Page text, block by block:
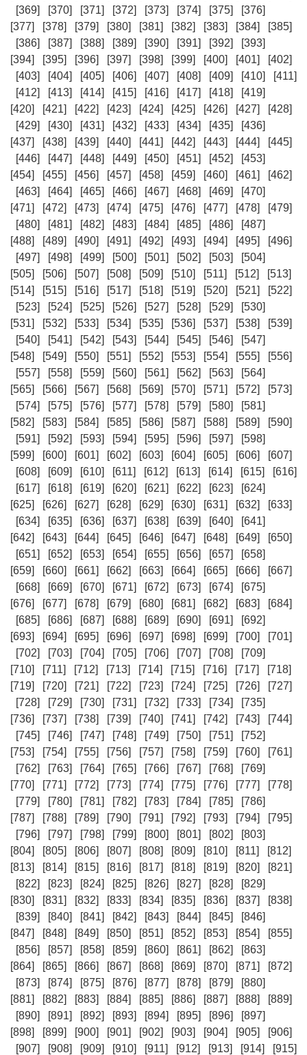
[369]
[370] [371] [372] [373] [374] [375]
[376]
[377]
[378] [379] [380] [381] [382] [383] [384]
[385]
[386]
[387] [388] [389] [390] [391] [392]
[393]
[394]
[395] [396] [397] [398] [399] [400] [401]
[402]
[403]
[404] [405] [406] [407] [408] [409] [410]
[411]
[412]
[413] [414] [415] [416] [417] [418]
[419]
[420]
[421] [422] [423] [424] [425] [426] [427]
[428]
[429]
[430] [431] [432] [433] [434] [435]
[436]
[437]
[438] [439] [440] [441] [442] [443] [444]
[445]
[446]
[447] [448] [449] [450] [451] [452]
[453]
[454]
[455] [456] [457] [458] [459] [460] [461]
[462]
[463]
[464] [465] [466] [467] [468] [469]
[470]
[471]
[472] [473] [474] [475] [476] [477] [478]
[479]
[480]
[481] [482] [483] [484] [485] [486]
[487]
[488]
[489] [490] [491] [492] [493] [494] [495]
[496]
[497]
[498] [499] [500] [501] [502] [503]
[504]
[505]
[506] [507] [508] [509] [510] [511] [512]
[513]
[514]
[515] [516] [517] [518] [519] [520] [521]
[522]
[523]
[524] [525] [526] [527] [528] [529]
[530]
[531]
[532] [533] [534] [535] [536] [537] [538]
[539]
[540]
[541] [542] [543] [544] [545] [546]
[547]
[548]
[549] [550] [551] [552] [553] [554] [555]
[556]
[557]
[558] [559] [560] [561] [562] [563]
[564]
[565]
[566] [567] [568] [569] [570] [571] [572]
[573]
[574]
[575] [576] [577] [578] [579] [580]
[581]
[582]
[583] [584] [585] [586] [587] [588] [589]
[590]
[591]
[592] [593] [594] [595] [596] [597]
[598]
[599]
[600] [601] [602] [603] [604] [605] [606]
[607]
[608]
[609] [610] [611] [612] [613] [614] [615]
[616]
[617]
[618] [619] [620] [621] [622] [623]
[624]
[625]
[626] [627] [628] [629] [630] [631] [632]
[633]
[634]
[635] [636] [637] [638] [639] [640]
[641]
[642]
[643] [644] [645] [646] [647] [648] [649]
[650]
[651]
[652] [653] [654] [655] [656] [657]
[658]
[659]
[660] [661] [662] [663] [664] [665] [666]
[667]
[668]
[669] [670] [671] [672] [673] [674]
[675]
[676]
[677] [678] [679] [680] [681] [682] [683]
[684]
[685]
[686] [687] [688] [689] [690] [691]
[692]
[693]
[694] [695] [696] [697] [698] [699] [700]
[701]
[702]
[703] [704] [705] [706] [707] [708]
[709]
[710]
[711] [712] [713] [714] [715] [716] [717]
[718]
[719]
[720] [721] [722] [723] [724] [725] [726]
[727]
[728]
[729] [730] [731] [732] [733] [734]
[735]
[736]
[737] [738] [739] [740] [741] [742] [743]
[744]
[745]
[746] [747] [748] [749] [750] [751]
[752]
[753]
[754] [755] [756] [757] [758] [759] [760]
[761]
[762]
[763] [764] [765] [766] [767] [768]
[769]
[770]
[771] [772] [773] [774] [775] [776] [777]
[778]
[779]
[780] [781] [782] [783] [784] [785]
[786]
[787]
[788] [789] [790] [791] [792] [793] [794]
[795]
[796]
[797] [798] [799] [800] [801] [802]
[803]
[804]
[805] [806] [807] [808] [809] [810] [811]
[812]
[813]
[814] [815] [816] [817] [818] [819] [820]
[821]
[822]
[823] [824] [825] [826] [827] [828]
[829]
[830]
[831] [832] [833] [834] [835] [836] [837]
[838]
[839]
[840] [841] [842] [843] [844] [845]
[846]
[847]
[848] [849] [850] [851] [852] [853] [854]
[855]
[856]
[857] [858] [859] [860] [861] [862]
[863]
[864]
[865] [866] [867] [868] [869] [870] [871]
[872]
[873]
[874] [875] [876] [877] [878] [879]
[880]
[881]
[882] [883] [884] [885] [886] [887] [888]
[889]
[890]
[891] [892] [893] [894] [895] [896]
[897]
[898]
[899] [900] [901] [902] [903] [904] [905]
[906]
[907]
[908] [909] [910] [911] [912] [913] [914] [915]